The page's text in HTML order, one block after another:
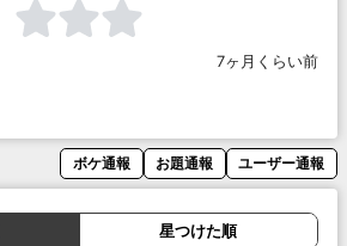
7ヶ月くらい前
ボケ通報 お題通報 ユーザー通報
星つけた順